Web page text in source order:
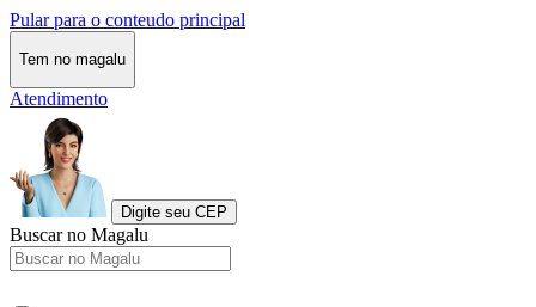
Pular para o conteudo principal
Tem no magalu
Atendimento
Digite seu CEP
Buscar no Magalu